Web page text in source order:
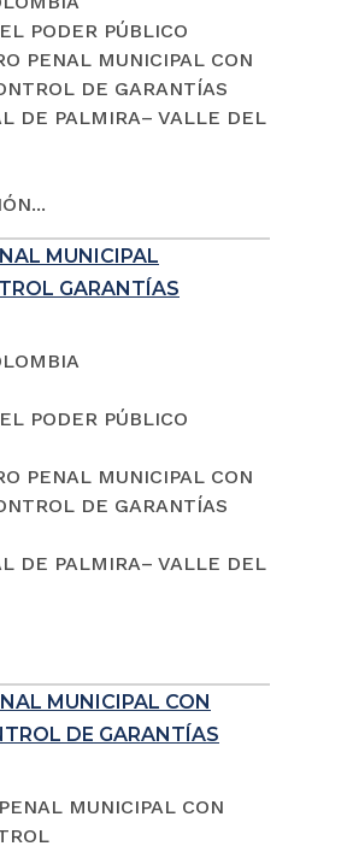
PODER PÚBLICO
PENAL MUNICIPAL CON
DE GARANTÍAS
DE PALMIRA– VALLE DEL
MUNICIPAL
GARANTÍAS
PODER PÚBLICO
PENAL MUNICIPAL CON
DE GARANTÍAS
DE PALMIRA– VALLE DEL
MUNICIPAL CON
DE GARANTÍAS
MUNICIPAL CON